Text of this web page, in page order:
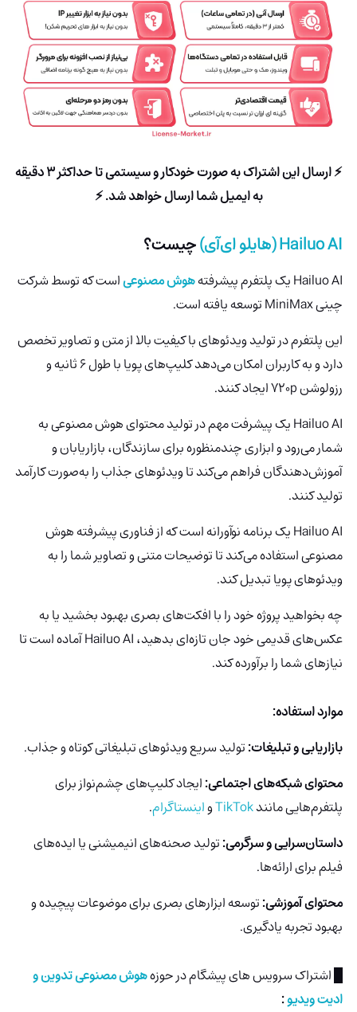
⚡ ارسال این اشتراک به صورت خودکار و سیستمی تا حداکثر 3 دقیقه
به ایمیل شما ارسال خواهد شد. ⚡
Hailuo AI(هایلو ای‌آی)چیست؟
Hailuo AIیک پلتفرم پیشرفتههوش مصنوعیاست که توسط شرکت
چینی MiniMax توسعه یافته است.
این پلتفرم در تولید ویدئوهای با کیفیت بالا از متن و تصاویر تخصص
دارد و به کاربران امکان می‌دهد کلیپ‌های پویا با طول ۶ ثانیه و
رزولوشن 720p ایجاد کنند.
HailuoAI یک پیشرفت مهم در تولید محتوای هوش مصنوعی به
شمار می‌رود و ابزاری چندمنظوره برای سازندگان، بازاریابان و
آموزش‌دهندگان فراهم می‌کند تا ویدئوهای جذاب را به‌صورت کارآمد
تولید کنند.
Hailuo AIیک برنامه نوآورانه است که از فناوری پیشرفته هوش
مصنوعی استفاده می‌کند تا توضیحات متنی و تصاویر شما را به
ویدئوهای پویا تبدیل کند.
چه بخواهید پروژه خود را با افکت‌های بصری بهبود بخشید یا به
عکس‌های قدیمی خود جان تازه‌ای بدهید، Hailuo AI آماده است تا
نیازهای شما را برآورده کند.
موارد استفاده:
بازاریابی و تبلیغات:تولید سریع ویدئوهای تبلیغاتی کوتاه و جذاب.
محتوای شبکه‌های اجتماعی:ایجاد کلیپ‌های چشم‌نواز برای
پلتفرم‌هایی مانندTikTokواینستاگرام.
داستان‌سرایی و سرگرمی:تولید صحنه‌های انیمیشنی یا ایده‌های
فیلم برای ارائه‌ها.
محتوای آموزشی:توسعه ابزارهای بصری برای موضوعات پیچیده و
بهبود تجربه یادگیری.
█ اشتراک سرویس های پیشگام در حوزههوش مصنوعی تدوین و
ادیت ویدیو: